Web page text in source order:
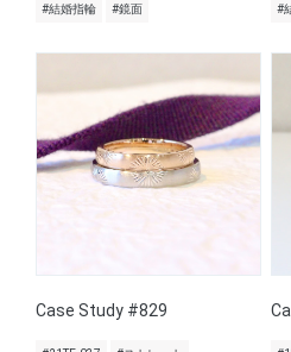
#結婚指輪 #鏡面 #
Case Study #829